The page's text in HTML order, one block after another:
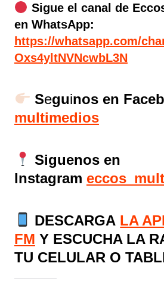
Sigue el canal de
en WhatsApp:
https://whatsapp.com/
Oxs4yltNVNcwbL3N
Seguinos en
multimedios
Siguenos en
Instagram
DESCARGA LA
FM Y ESCUCHA LA
TU CELULAR O